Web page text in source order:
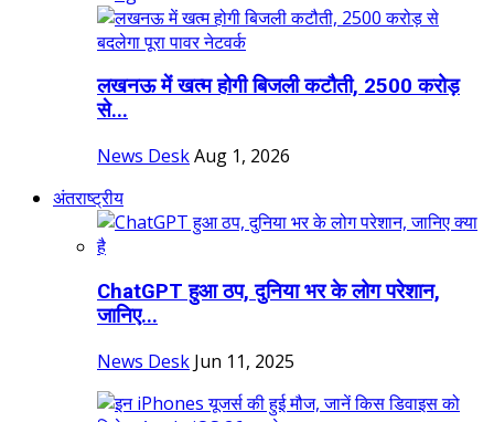
लखनऊ में खत्म होगी बिजली कटौती, 2500 करोड़
से...
News DeskAug 1, 2026
अंतराष्ट्रीय
ChatGPT हुआ ठप, दुनिया भर के लोग परेशान,
जानिए...
News Desk Jun 11, 2025